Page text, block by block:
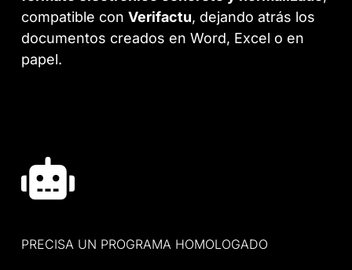
compatible conVerifactu, dejando atrás los
documentos creados en Word, Excel o en
papel.
PRECISA UN PROGRAMA HOMOLOGADO